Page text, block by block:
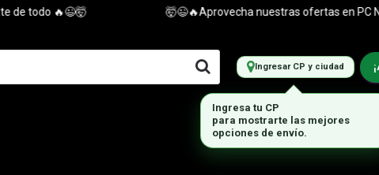
de todo 🔥😉🤯 🤯😉🔥Aprovecha nuestras ofertas en PC
Ingresar CP y ciudad